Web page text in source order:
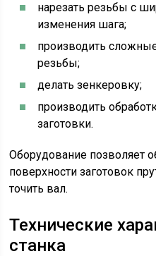
нарезать резьбы с
изменения шага;
производить
резьбы;
делать зенкеровку;
производить
заготовки.
Оборудование позволяет
поверхности заготовок
точить вал.
Технические
станка